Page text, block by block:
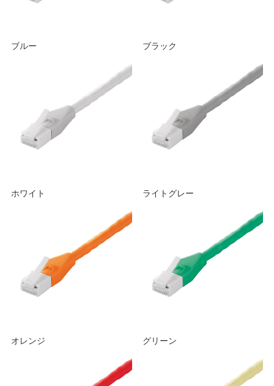
ブルー ブラック
ホワイト ライトグレー
オレンジ グリーン